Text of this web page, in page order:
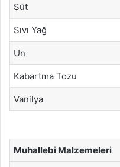
Süt
Sıvı Yağ
Un
Kabartma Tozu
Vanilya
Muhallebi Malzemeleri